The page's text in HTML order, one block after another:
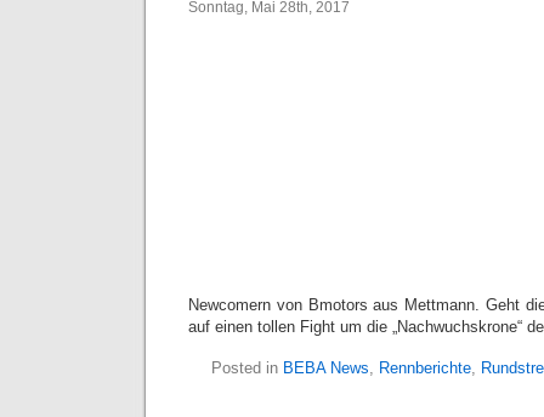
Sonntag, Mai 28th, 2017
Newcomern von Bmotors aus Mettmann. Geht
auf einen tollen Fight um die „Nachwuchskrone“
Posted in BEBA News, Rennberichte,